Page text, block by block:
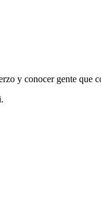
y conocer gente que